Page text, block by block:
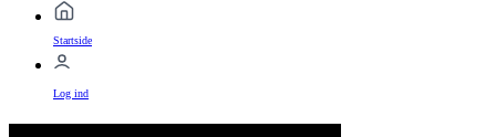
Startside
Log ind